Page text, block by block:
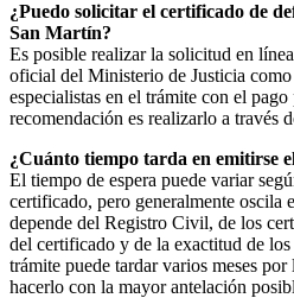
¿Puedo solicitar el certificado de
San Martín?
Es posible realizar la solicitud en
oficial del Ministerio de Justicia como
especialistas en el trámite con el
recomendación es realizarlo a través
¿Cuánto tiempo tarda en emitirse
El tiempo de espera puede variar
certificado, pero generalmente oscila
depende del Registro Civil, de los
del certificado y de la exactitud de
trámite puede tardar varios meses
hacerlo con la mayor antelación